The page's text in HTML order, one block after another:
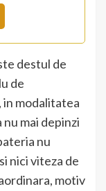
destul de
de
modalitatea
mai depinzi
nu
nici viteza de
motiv